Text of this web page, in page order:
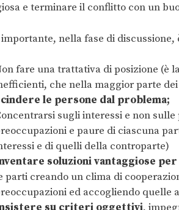
e terminare il conflitto con un
nella fase di discussione,
fare una trattativa di posizione (è
che nella maggior parte
le persone dal problema;
sugli interessi e non
e paure di ciascuna
e di quelli della controparte)
soluzioni vantaggiose
parti creando un clima di
ed accogliendo quelle